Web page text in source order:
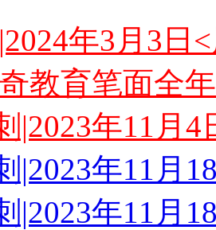
年3月3日
教育笔面全
|2023年11月
|2023年11月
|2023年11月